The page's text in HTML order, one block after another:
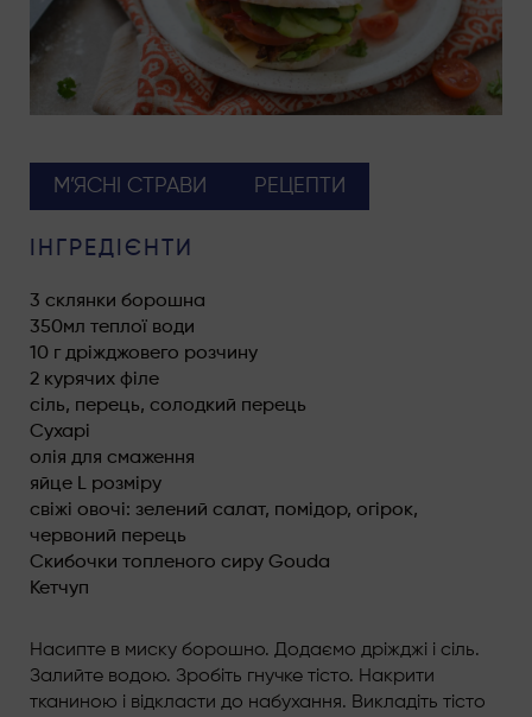
ІНГРЕДІЄНТИ
3 склянки борошна
350мл теплої води
10 г дріжджовего розчину
2 курячих філе
сіль, перець, солодкий перець
Сухарі
олія для смаження
яйце L розміру
свіжі овочі: зелений салат, помідор, огірок,
червоний перець
Скибочки топленого сиру Gouda
Кетчуп
М’ЯСНI СТРАВИ РЕЦЕПТИ
Насипте в миску борошно. Додаємо дріжджі і сіль.
Залийте водою. Зробіть гнучке тісто. Накрити
тканиною і відкласти до набухання. Викладіть тісто